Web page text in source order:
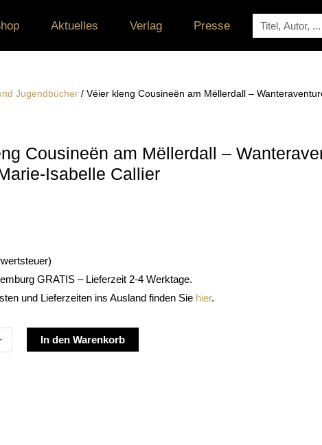
Aktuelles Verlag Presse Suche
Jugendbücher / Véier kleng Cousineën am Mëllerdall –
Cousineën am Mëllerdall –
Isabelle Callier
GRATIS – Lieferzeit 2-4 Werktage.
und Lieferzeiten ins Ausland finden Sie hier.
In den Warenkorb